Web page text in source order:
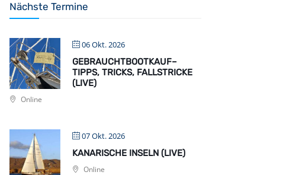
Nächste Termine
06 Okt. 2026
GEBRAUCHTBOOTKAUF–
TIPPS, TRICKS, FALLSTRICKE
(LIVE)
Online
07 Okt. 2026
KANARISCHE INSELN (LIVE)
Online